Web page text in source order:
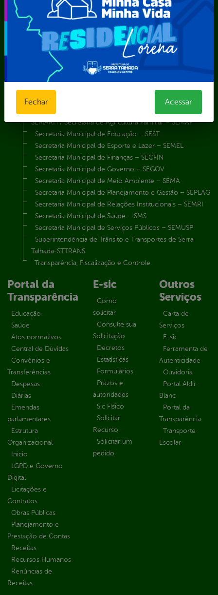
Instituto de Previdência Própria dos Servidores Públicos do
Município de Serra Talhada-IPPS
Obras e Infraestrutura
Procuradoria Geral do Município
Secretaria de Comunicação Social e Audiovisual
Secretaria de Desenvolvimento Econômico e Turismo
Secretaria de Iluminação Pública e Energia Elétrica
Secretaria Municipal de Administração – SAD
SEMARH / Secretaria de Agricultura Familiar – SEMAF
Secretaria Municipal de Educação – SEST
Secretaria Municipal de Esporte e Lazer – SEMEL
Secretaria Municipal de Finanças – SECFIN
Secretaria Municipal de Governo – SEGOV
Secretaria Municipal de Meio Ambiente – SEMA
Secretaria Municipal de Planejamento e Gestão – SEPLAG
Secretaria Municipal de Relações Institucionais – SEMRI
Secretaria Municipal de Saúde – SMS
Secretaria Municipal de Serviços Públicos – SEMUSP
Superintendência de Trânsito e Transportes de Serra
Talhada-STTRANS
Transparência, Fiscalização e Controle
Portal da
Transparência
Educação
Saúde
Atos normativos
Central de Dúvidas
Convênios e
Transferências
Despesas
Diárias
Emendas
parlamentares
Estrutura
Organizacional
Inicio
LGPD e Governo
Digital
Licitações e
Contratos
Obras Públicas
Planejamento e
Prestação de Contas
Receitas
Recursos Humanos
Renúncias de
Receitas
E-sic
Como
solicitar
Consulte sua
Solicitação
Decretos
Estatísticas
Formulários
Prazos e
autoridades
Sic Físico
Solicitar
Recurso
Solicitar um
pedido
Outros
Serviços
Carta de
Serviços
E-sic
Ferramenta de
Autenticidade
Ouvidoria
Portal Aldir
Blanc
Portal da
Transparência
Transporte
Escolar
Fechar Acessar